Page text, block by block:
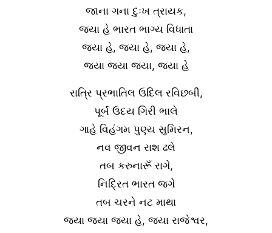
જાના ગના દુઃખ ત્રાયક,
જયા હે ભારત ભાગ્ય વિધાતા
જયા હે, જયા હે, જયા હે,
જયા જયા જયા, જયા હે
રાત્રિ પ્રભાતિલ ઉદિલ રવિછબી,
પૂર્બ ઉદય ગિરી ભાલે
ગાહે વિહંગમ પુણ્ય સુમિરન,
નવ જીવન રાશ ઢલે
તબ કરુનારૂઁ રાગે,
નિદ્રિત ભારત જગે
તબ ચરને નટ માથા
જયા જયા જયા હે, જયા રાજેશ્વર,